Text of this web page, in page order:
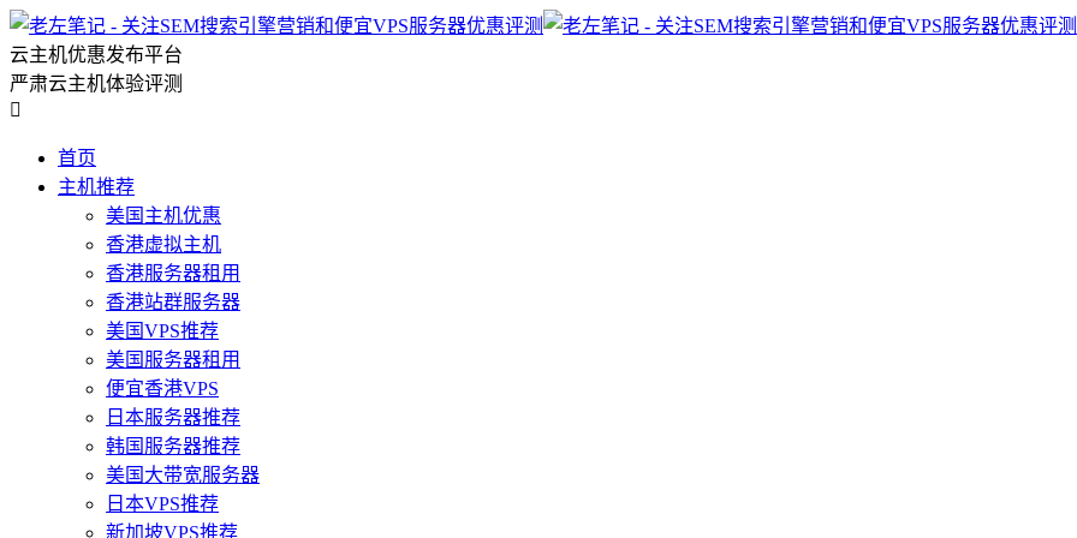
云主机优惠发布平台
严肃云主机体验评测

首页
主机推荐
美国主机优惠
香港虚拟主机
香港服务器租用
香港站群服务器
美国VPS推荐
美国服务器租用
便宜香港VPS
日本服务器推荐
韩国服务器推荐
美国大带宽服务器
日本VPS推荐
新加坡VPS推荐